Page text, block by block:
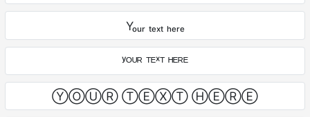
Yₒᵤᵣ ₜₑₓₜ ₕₑᵣₑ
ʸᴼᵁᴿ ᵀᴱˣᵀ ᴴᴱᴿᴱ
ⓎⓄⓊⓇ ⓉⒺⓍⓉ ⒽⒺⓇⒺ